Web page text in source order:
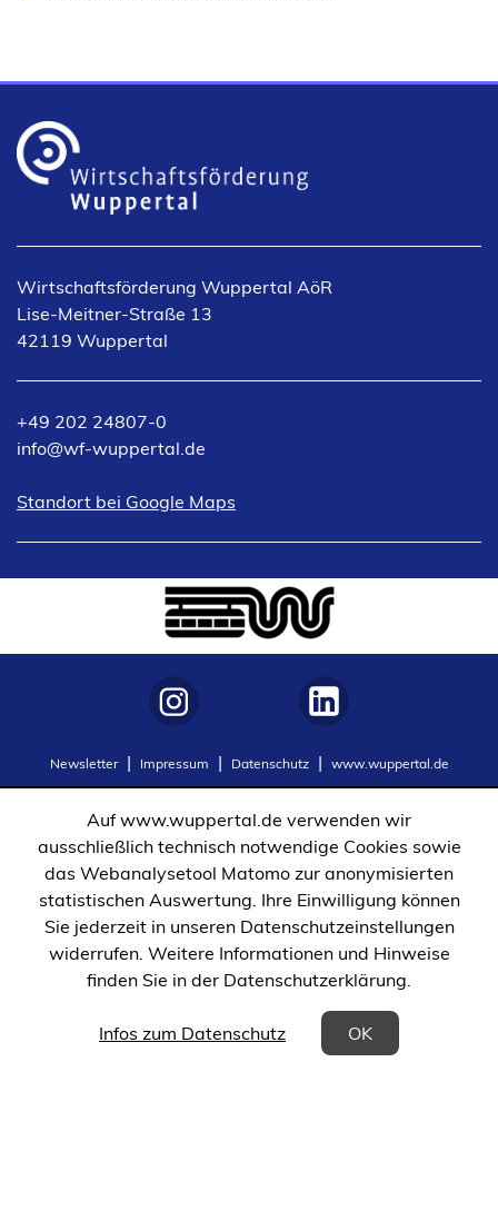
t
i
n
e
m
e
u
e
T
b
)
Wirtschaftsförderung Wuppertal AöR
Lise-Meitner-Straße 13
42119 Wuppertal
+49 202 24807-0
info
wf-wuppertal de
Standort bei Google Maps
(Öffnet
neuen
Newsletter
in
Impressum Datenschutz www.wuppertal.de
in
Auf www.wuppertal.de verwenden wir
ausschließlich technisch notwendige Cookies sowie
das Webanalysetool Matomo zur anonymisierten
statistischen Auswertung. Ihre Einwilligung können
Sie jederzeit in unseren Datenschutzeinstellungen
widerrufen. Weitere Informationen und Hinweise
finden Sie in der Datenschutzerklärung.
Infos zum Datenschutz
(Öffnet in einem neuen Tab) OK